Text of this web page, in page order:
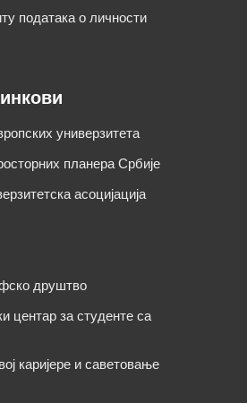
података о личности
универзитета
планера Србије
асоцијација
друштво
центар за студенте са
каријере и саветовање